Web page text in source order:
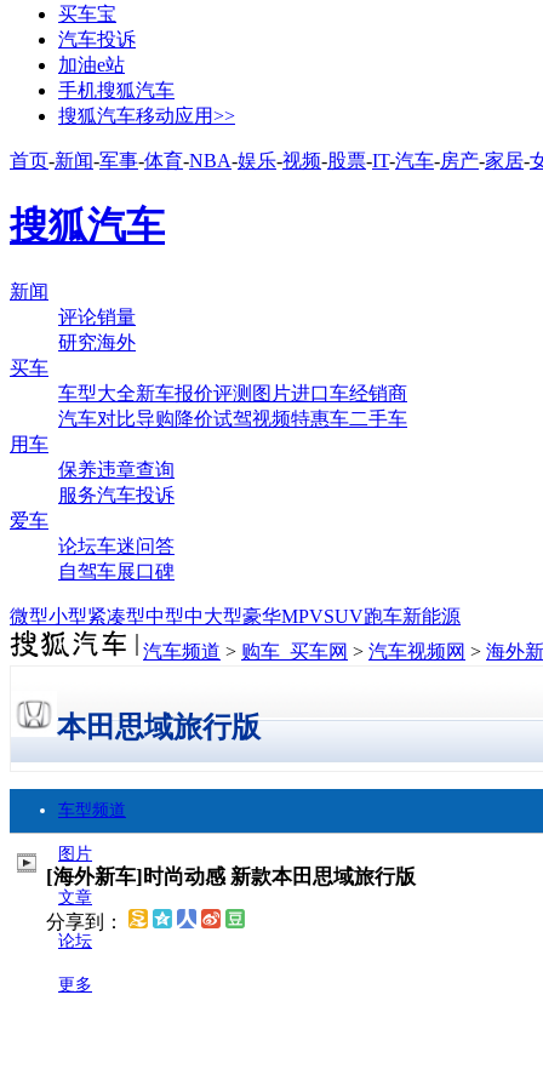
买车宝
汽车投诉
加油e站
手机搜狐汽车
搜狐汽车移动应用>>
首页-新闻-军事-体育-NBA-娱乐-视频-股票-IT-汽车-房产-家居-
搜狐汽车
新闻
评论销量
研究海外
买车
车型大全新车报价评测 图片进口车经销商
汽车对比导购降价试驾视频特惠车二手车
用车
保养违章查询
服务汽车投诉
爱车
论坛车迷问答
自驾车展口碑
微型小型紧凑型中型中大型豪华MPVSUV跑车新能源
汽车频道 > 购车_买车网 > 汽车视频网 > 海外
本田思域旅行版
车型频道
图片
文章
论坛
更多
[海外新车]时尚动感 新款本田思域旅行版
分享到：